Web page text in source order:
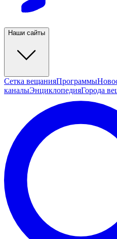
Наши сайты
Сетка вещанияПрограммы
каналыЭнциклопедияГорода